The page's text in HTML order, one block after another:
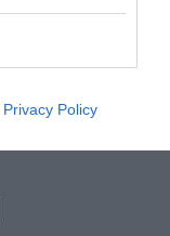
Privacy Policy